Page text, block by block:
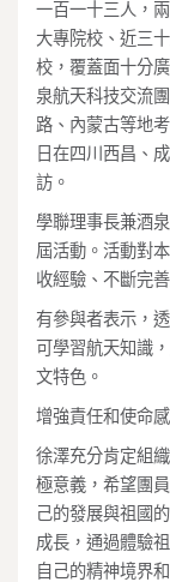
一百一十三人，
大專院校、近三
校，覆蓋面十分
泉航天科技交流
路、內蒙古等地
日在四川西昌、
訪。
學聯理事長兼酒
屆活動。活動對
收經驗、不斷完
有參與者表示，
可學習航天知識
文特色。
增強責任和使命感
徐澤充分肯定組
極意義，希望團
己的發展與祖國
成長，通過體驗
自己的精神境界